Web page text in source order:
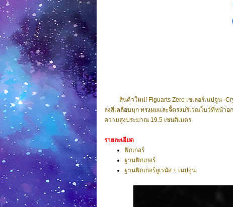
สินค้าใหม่! Figuarts Zero เซเลอร์เนปจูน -
ลงสีเคลือบมุก ทรงผมและจี้ตรงบริเวณโบว์ที่หน้าอ
ความสูงประมาณ 19.5 เซนติเมตร
รายละเอียด
ฟิกเกอร์
ฐานฟิกเกอร์
ฐานฟิกเกอร์ยูเรนัส + เนปจูน